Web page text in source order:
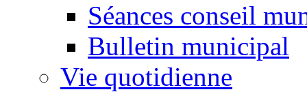
Séances conseil
Bulletin municipal
Vie quotidienne